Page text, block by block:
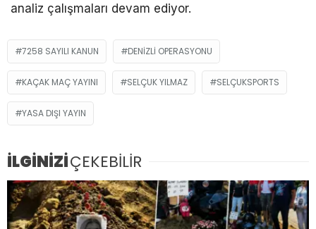
analiz çalışmaları devam ediyor.
7258 SAYILI KANUN DENIZLI OPERASYONU
KAÇAK MAÇ YAYINI SELÇUK YILMAZ SELÇUKSPORTS
YASA DIŞI YAYIN
İLGİNİZİÇEKEBİLİR